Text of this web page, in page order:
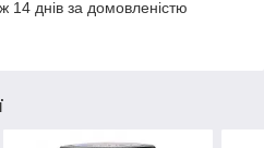
14 днів за домовленістю